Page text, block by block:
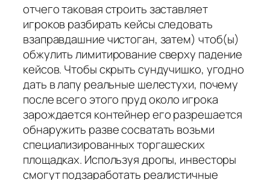
отчего таковая строить заставляет
игроков разбирать кейсы следовать
взаправдашние чистоган, затем) чтоб(ы)
обжулить лимитирование сверху падение
кейсов. Чтобы скрыть сундучишко, угодно
дать в лапу реальные шелестухи, почему
после всего этого пруд около игрока
зарождается контейнер его разрешается
обнаружить разве сосватать возьми
специализированных торгашеских
площадках. Используя дропы, инвесторы
смогут подзаработать реалистичные